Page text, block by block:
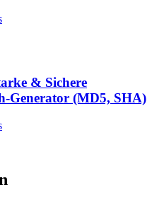
& Sichere
Generator (MD5, SHA)